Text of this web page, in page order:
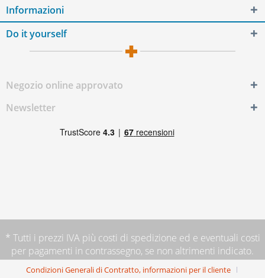
Informazioni
Do it yourself
Negozio online approvato
Newsletter
* Tutti i prezzi IVA più costi di spedizione ed e eventuali costi
per pagamenti in contrassegno, se non altrimenti indicato.
Condizioni Generali di Contratto, informazioni per il cliente